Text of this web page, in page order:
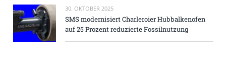
30. OKTOBER 2025
SMS modernisiert Charleroier Hubbalkenofen
auf 25 Prozent reduzierte Fossilnutzung